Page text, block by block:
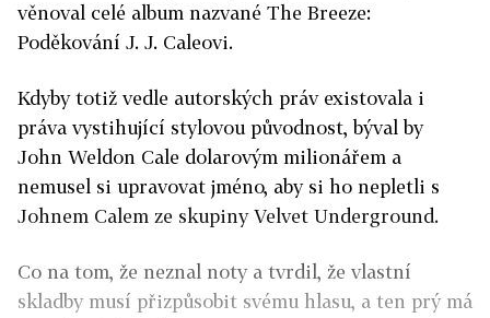
věnoval celé album nazvané The Breeze:
Poděkování J. J. Caleovi.
Kdyby totiž vedle autorských práv existovala i
práva vystihující stylovou původnost, býval by
John Weldon Cale dolarovým milionářem a
nemusel si upravovat jméno, aby si ho nepletli s
Johnem Calem ze skupiny Velvet Underground.
Co na tom, že neznal noty a tvrdil, že vlastní
skladby musí přizpůsobit svému hlasu, a ten prý má